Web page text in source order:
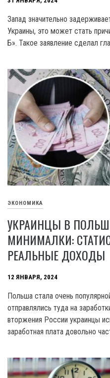
Запад значительно
Украины, это может стать
Б». Такое заявление сделал
ЭКОНОМИКА
УКРАИНЦЫ В
МИНИМАЛКИ:
РЕАЛЬНЫЕ ДОХОДЫ
12 ЯНВАРЯ, 2024
Польша стала очень
отправлялись туда на
вторжения России украинцы
заработная плата довольно